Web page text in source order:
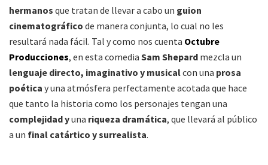
hermanos que tratan de llevar a cabo un guion
cinematográfico de manera conjunta, lo cual no les
resultará nada fácil. Tal y como nos cuenta Octubre
Producciones, en esta comedia Sam Shepard mezcla un
lenguaje directo, imaginativo y musicalcon una prosa
poética y una atmósfera perfectamente acotada que hace
que tanto la historia como los personajes tengan una
complejidad yuna riqueza dramática, que llevará al público
a un final catártico y surrealista.